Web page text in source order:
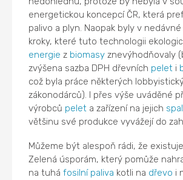
energetickou koncepcí ČR, která
palivo a plyn. Naopak byly v
kroky, které tuto technologii
energie z biomasy znevýhodňovaly
zvýšena sazba DPH dřevních pelet i
což byla práce některých
zákonodárců). I přes výše uváděné
výrobců pelet a zařízení na jejich
většinu své produkce vyvážejí do
Můžeme být alespoň rádi, že existuje
Zelená úsporám, který pomůže
na tuháfosilní paliva kotli na dřevo i